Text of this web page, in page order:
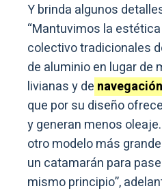
Y brinda algunos
“Mantuvimos la
colectivo tradicionales
de aluminio en lugar de
livianas y de
que por su diseño
y generan menos
otro modelo más
un catamarán para
mismo principio”,